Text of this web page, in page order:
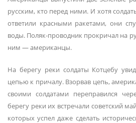
русским, кто перед ними. И хотя
ответили красными ракетами, они
воды. Поляк-проводник прокричал на
ним — американцы.
На берегу реки солдаты Котцебу
цепью к причалу. Взорвав цепь,
своими солдатами переправился
берегу реки их встречали советский
которых успел даже сделать